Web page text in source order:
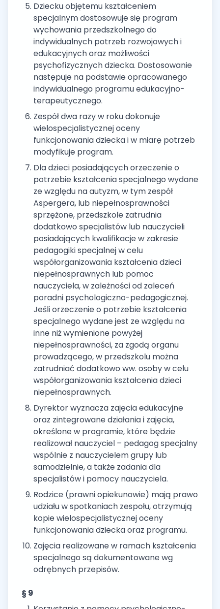
Dziecku objętemu kształceniem
specjalnym dostosowuje się program
wychowania przedszkolnego do
indywidualnych potrzeb rozwojowych i
edukacyjnych oraz możliwości
psychofizycznych dziecka. Dostosowanie
następuje na podstawie opracowanego
indywidualnego programu edukacyjno-
terapeutycznego.
Zespół dwa razy w roku dokonuje
wielospecjalistycznej oceny
funkcjonowania dziecka i w miarę potrzeb
modyfikuje program.
Dla dzieci posiadających orzeczenie o
potrzebie kształcenia specjalnego wydane
ze względu na autyzm, w tym zespół
Aspergera, lub niepełnosprawności
sprzężone, przedszkole zatrudnia
dodatkowo specjalistów lub nauczycieli
posiadających kwalifikacje w zakresie
pedagogiki specjalnej w celu
współorganizowania kształcenia dzieci
niepełnosprawnych lub pomoc
nauczyciela, w zależności od zaleceń
poradni psychologiczno-pedagogicznej.
Jeśli orzeczenie o potrzebie kształcenia
specjalnego wydane jest ze względu na
inne niż wymienione powyżej
niepełnosprawności, za zgodą organu
prowadzącego, w przedszkolu można
zatrudniać dodatkowo ww. osoby w celu
współorganizowania kształcenia dzieci
niepełnosprawnych.
Dyrektor wyznacza zajęcia edukacyjne
oraz zintegrowane działania i zajęcia,
określone w programie, które będzie
realizował nauczyciel – pedagog specjalny
wspólnie z nauczycielem grupy lub
samodzielnie, a także zadania dla
specjalistów i pomocy nauczyciela.
Rodzice (prawni opiekunowie) mają prawo
udziału w spotkaniach zespołu, otrzymują
kopie wielospecjalistycznej oceny
funkcjonowania dziecka oraz programu.
Zajęcia realizowane w ramach kształcenia
specjalnego są dokumentowane wg
odrębnych przepisów.
§ 9